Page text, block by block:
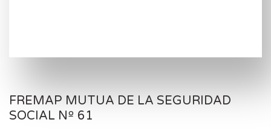
FREMAP MUTUA DE LA SEGURIDAD
SOCIAL Nº 61